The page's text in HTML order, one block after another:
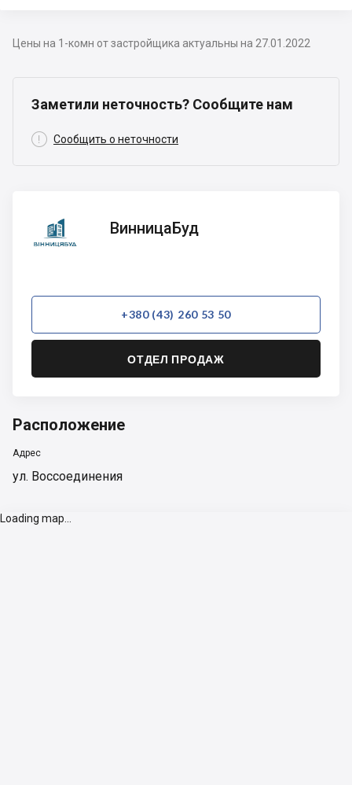
Цены на 1-комн от застройщика актуальны на 27.01.2022
Заметили неточность? Сообщите нам
 Сообщить о неточности
ВинницаБуд
ВинницаБуд
+380 (43) 260 53 50
ОТДЕЛ ПРОДАЖ
Расположение
Адрес
ул. Воссоединения
Loading map...